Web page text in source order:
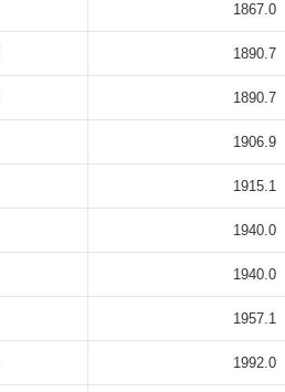
1867.0
1890.7
1890.7
1906.9
1915.1
1940.0
1940.0
1957.1
1992.0